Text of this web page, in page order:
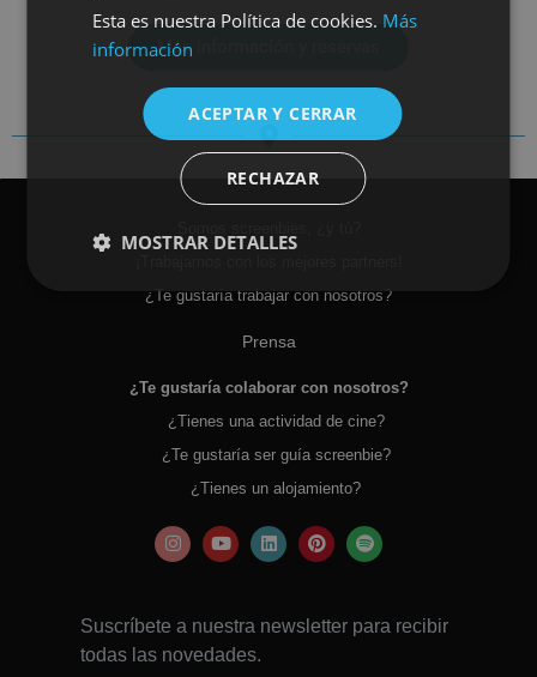
Más información y reservas
¿Te gustaría trabajar con nosotros?
Prensa
¿Te gustaría colaborar con nosotros?
¿Tienes una actividad de cine?
¿Te gustaría ser guía screenbie?
¿Tienes un alojamiento?
Suscríbete a nuestra newsletter para recibir
todas las novedades.
ENGLISH
Esta es nuestra Política de cookies. Más
información
ACEPTAR Y CERRAR
RECHAZAR
MOSTRAR DETALLES